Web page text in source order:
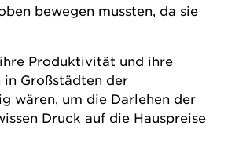
bewegen mussten, da sie
Produktivität und ihre
Großstädten der
wären, um die Darlehen der
Druck auf die Hauspreise